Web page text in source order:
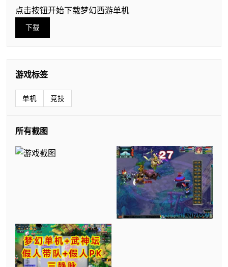
点击按钮开始下载梦幻西游单机
下载
游戏标签
单机 竞技
所有截图